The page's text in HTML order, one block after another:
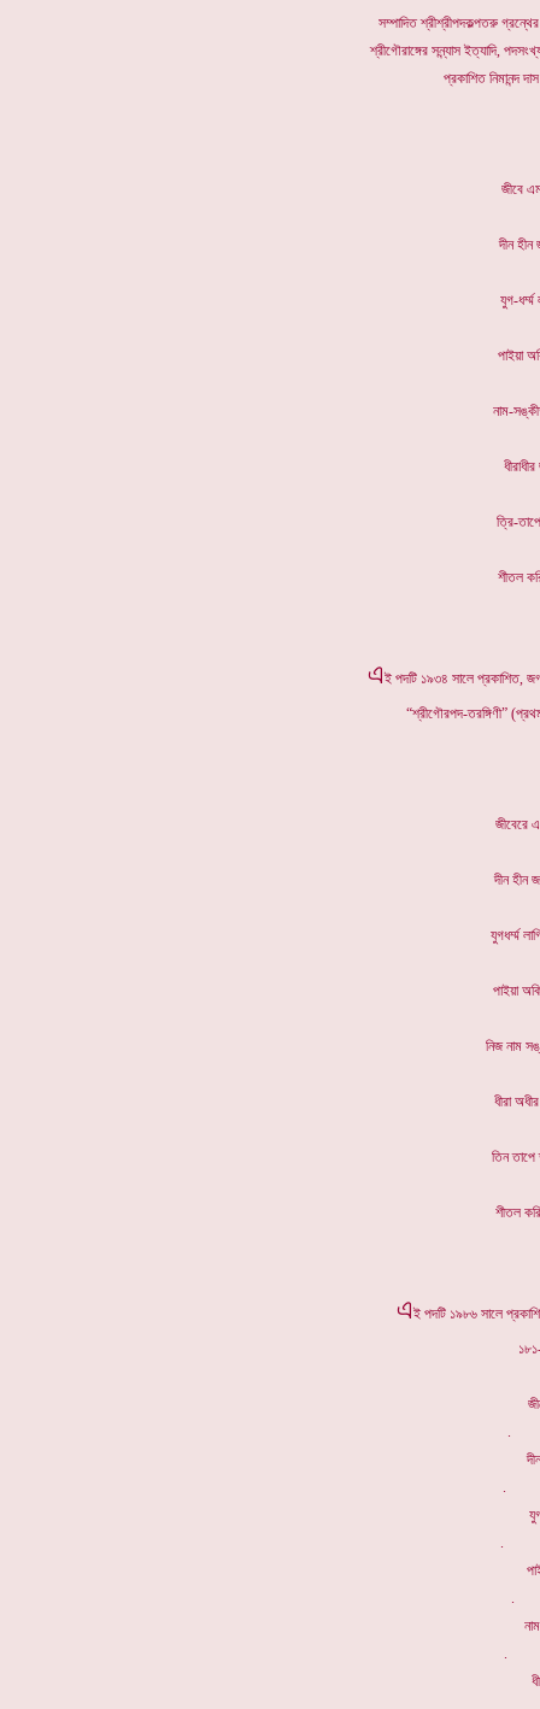
সম্পাদিত শ্রীশ্রীপদকল্পতরু
শ্রীগৌরাঙ্গের সন্ন্যাস ইত্যাদি,
প্রকাশিত নিমানন্দ
জীবে
দীন
যুগ-
নাম-
ত্রি-
শীতল
এই পদটি ১৯৩৪ সালে প্রকাশিত,
“শ্রীগৌরপদ-তরঙ্গিণী”
দীন
পাইয়া
নিজ
ধীরা
তিন
শীতল
এই পদটি ১৯৮৬ সালে
.
.
.
.
.